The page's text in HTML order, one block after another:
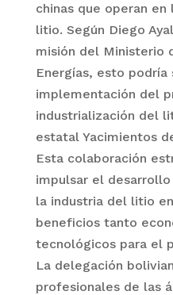
chinas que operan
litio. Según Diego
misión del Ministerio
Energías, esto
implementación del
industrialización del
estatal Yacimientos
Esta colaboración
impulsar el
la industria del litio
beneficios tanto
tecnológicos para el
La delegación
profesionales de las